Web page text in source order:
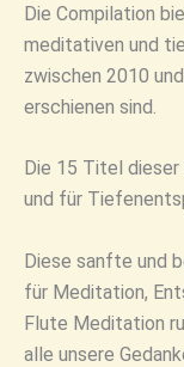
Die Compilation
meditativen und
zwischen 2010
erschienen sind.
Die 15 Titel
und für
Diese sanfte und
für Meditation,
Flute Meditation
alle unsere